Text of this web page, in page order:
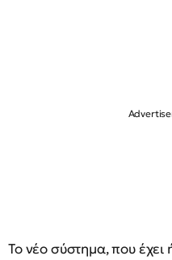
Το νέο σύστημα, που έχει